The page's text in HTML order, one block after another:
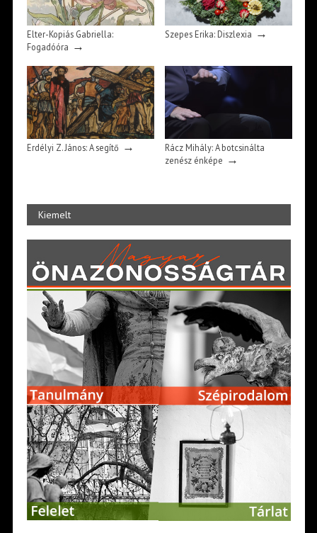
Elter-Kopiás Gabriella:
Fogadóóra →
Szepes Erika: Diszlexia →
Erdélyi Z. János: A segítő →
Rácz Mihály: A botcsinálta
zenész énképe →
Kiemelt